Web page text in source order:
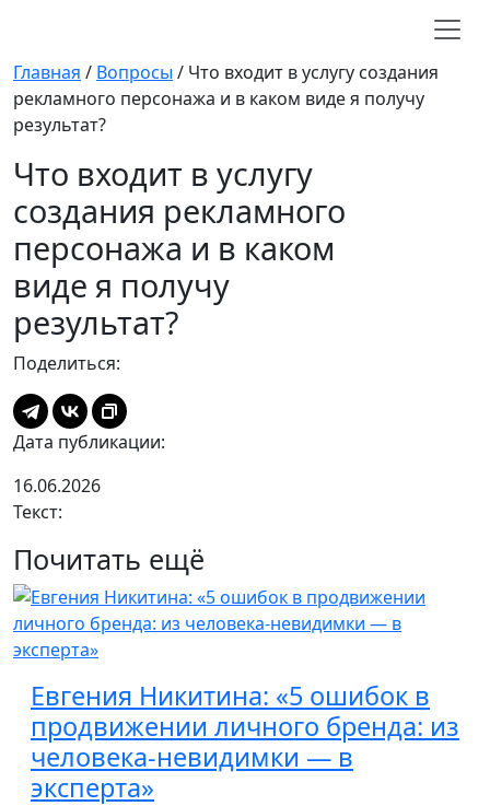
Главная / Вопросы / Что входит в услугу создания
рекламного персонажа и в каком виде я получу
результат?
Что входит в услугу
создания рекламного
персонажа и в каком
виде я получу
результат?
Поделиться:
Дата публикации:
16.06.2026
Текст:
Почитать ещё
Евгения Никитина: «5 ошибок в
продвижении личного бренда: из
человека-невидимки — в
эксперта»